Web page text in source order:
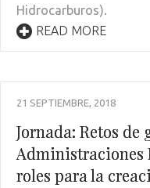
Hidrocarburos).
READ MORE
21 SEPTIEMBRE, 2018
Jornada: Retos de
Administraciones
roles para la